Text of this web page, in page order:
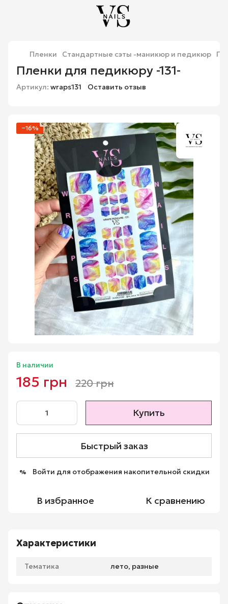
Пленки Стандартные сэты -маникюр и педикюр
Пленки для педикюру -131-
Артикул: wraps131 Оставить отзыв
−16%
В наличии
185 грн 220 грн
Купить
Быстрый заказ
% Войти для отображения накопительной скидки
В избранное К сравнению
Характеристики
Тематика лето, разные